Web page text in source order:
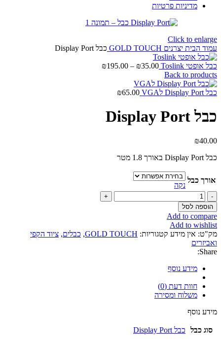
מדיניות פרטיות
Click to enlarge
עמוד הבית יצרנים GOLD TOUCH כבל Display Port
כבל אופטי Toslink ₪35.00
–
₪195.00
Back to products
כבל Display Port לVGA ₪65.00
כבל Display Port
₪40.00
כבל Display Port באורך 1.8 מטר
אורך כבל
נקה
כמות
של
כבל
Display
Port
הוספה לסל
Add to compare
Add to wishlist
מק"ט: אין מידע קטגוריות: GOLD TOUCH
, כבלים, ציוד הקפי
ואביזרים
Share:
מידע נוסף
חוות דעת (0)
משלוח ומסירה
מידע נוסף
סוג כבל כבל Display Port